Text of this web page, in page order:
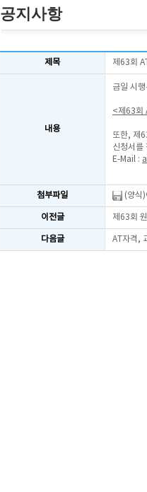
공지사항
제목 제63회
내용
금일 시
<제63회
또한, 제
신청서를
E-Mail :
첨부파일 (양식
이전글 제63회
다음글 AT자격,